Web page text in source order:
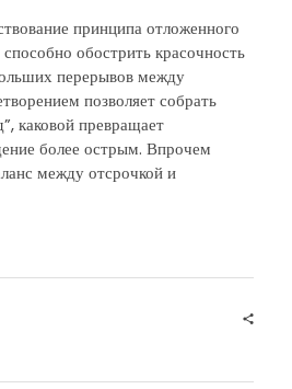
принципа отложенного
обострить красочность
перерывов между
позволяет собрать
каковой превращает
более острым. Впрочем
между отсрочкой и